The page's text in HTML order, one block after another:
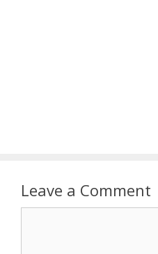
Leave a Comment